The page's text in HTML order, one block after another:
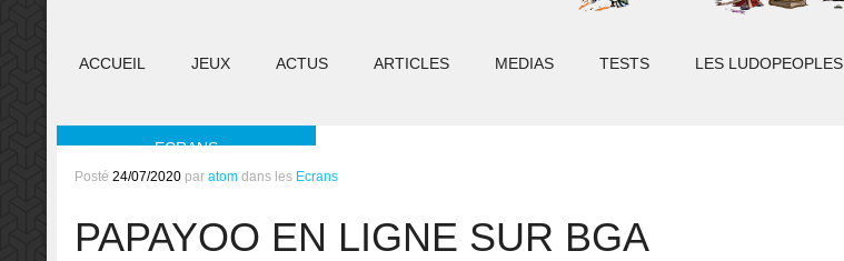
ACCUEIL JEUX ACTUS ARTICLES MEDIAS TESTS LES LUDOPEOPLES
ECRANS
Posté 24/07/2020 par atom dans les Ecrans
PAPAYOO EN LIGNE SUR BGA